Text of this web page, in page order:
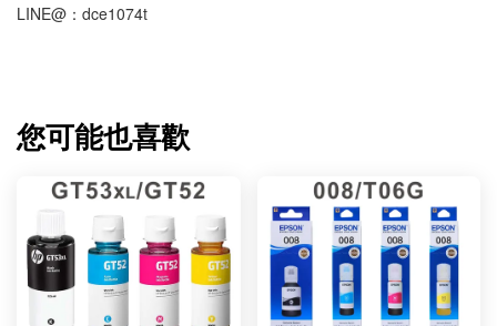
LINE@：dce1074t
您可能也喜歡